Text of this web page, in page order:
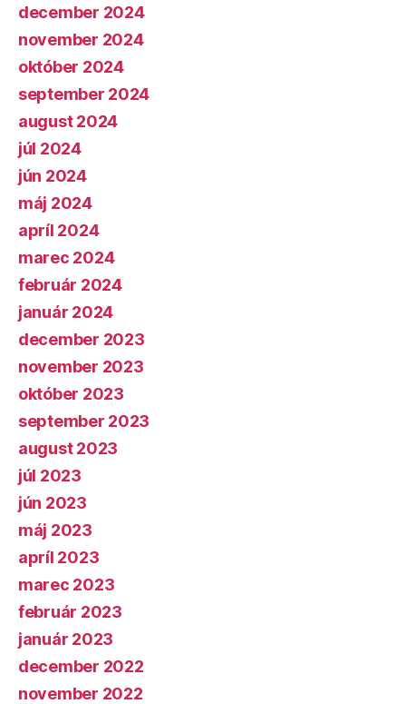
december 2024
november 2024
október 2024
september 2024
august 2024
júl 2024
jún 2024
máj 2024
apríl 2024
marec 2024
február 2024
január 2024
december 2023
november 2023
október 2023
september 2023
august 2023
júl 2023
jún 2023
máj 2023
apríl 2023
marec 2023
február 2023
január 2023
december 2022
november 2022